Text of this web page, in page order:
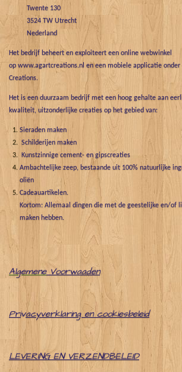
Twente 130
3524 TW Utrecht
Nederland
Het bedrijf beheert en exploiteert een online webwinkel
op www.agartcreations.nl en een mobiele applicatie
Creations.
Het is een duurzaam bedrijf met een hoog gehalte aan
kwaliteit, uitzonderlijke creaties op het gebied van:
Sieraden maken
Schilderijen maken
Kunstzinnige cement- en gipscreaties
Ambachtelijke zeep, bestaande uit 100% natuurlijke
oliën
Cadeauartikelen.
Kortom: Allemaal dingen die met de geestelijke en/of
maken hebben.
Algemene Voorwaaden
Privacyverklaring en cookiesbeleid
LEVERING EN VERZENDBELEID